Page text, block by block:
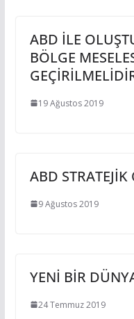
ABD İLE
BÖLGE
19 Ağustos 2019
ABD
9 Ağustos 2019
YENİ BİR
24 Temmuz 2019